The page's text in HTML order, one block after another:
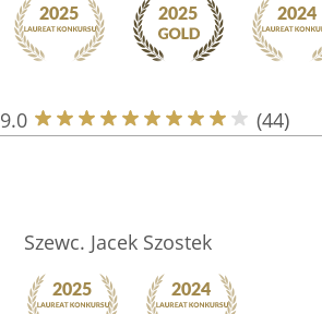
9.0 (44)
Szewc. Jacek Szostek